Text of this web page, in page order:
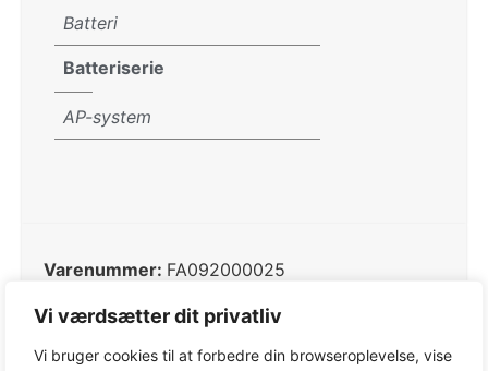
Vi værdsætter dit privatliv
Vi bruger cookies til at forbedre din browseroplevelse, vise
Batteri
Batteriserie
AP-system
Varenummer: FA092000025
lader, STIHL Batterimaskiner,
kratryddere,Trimmere og kratryddere